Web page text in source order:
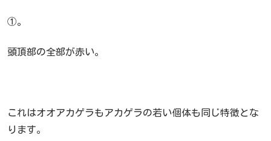
①。
頭頂部の全部が赤い。
これはオオアカゲラもアカゲラの若い個体も同じ特徴とな
ります。